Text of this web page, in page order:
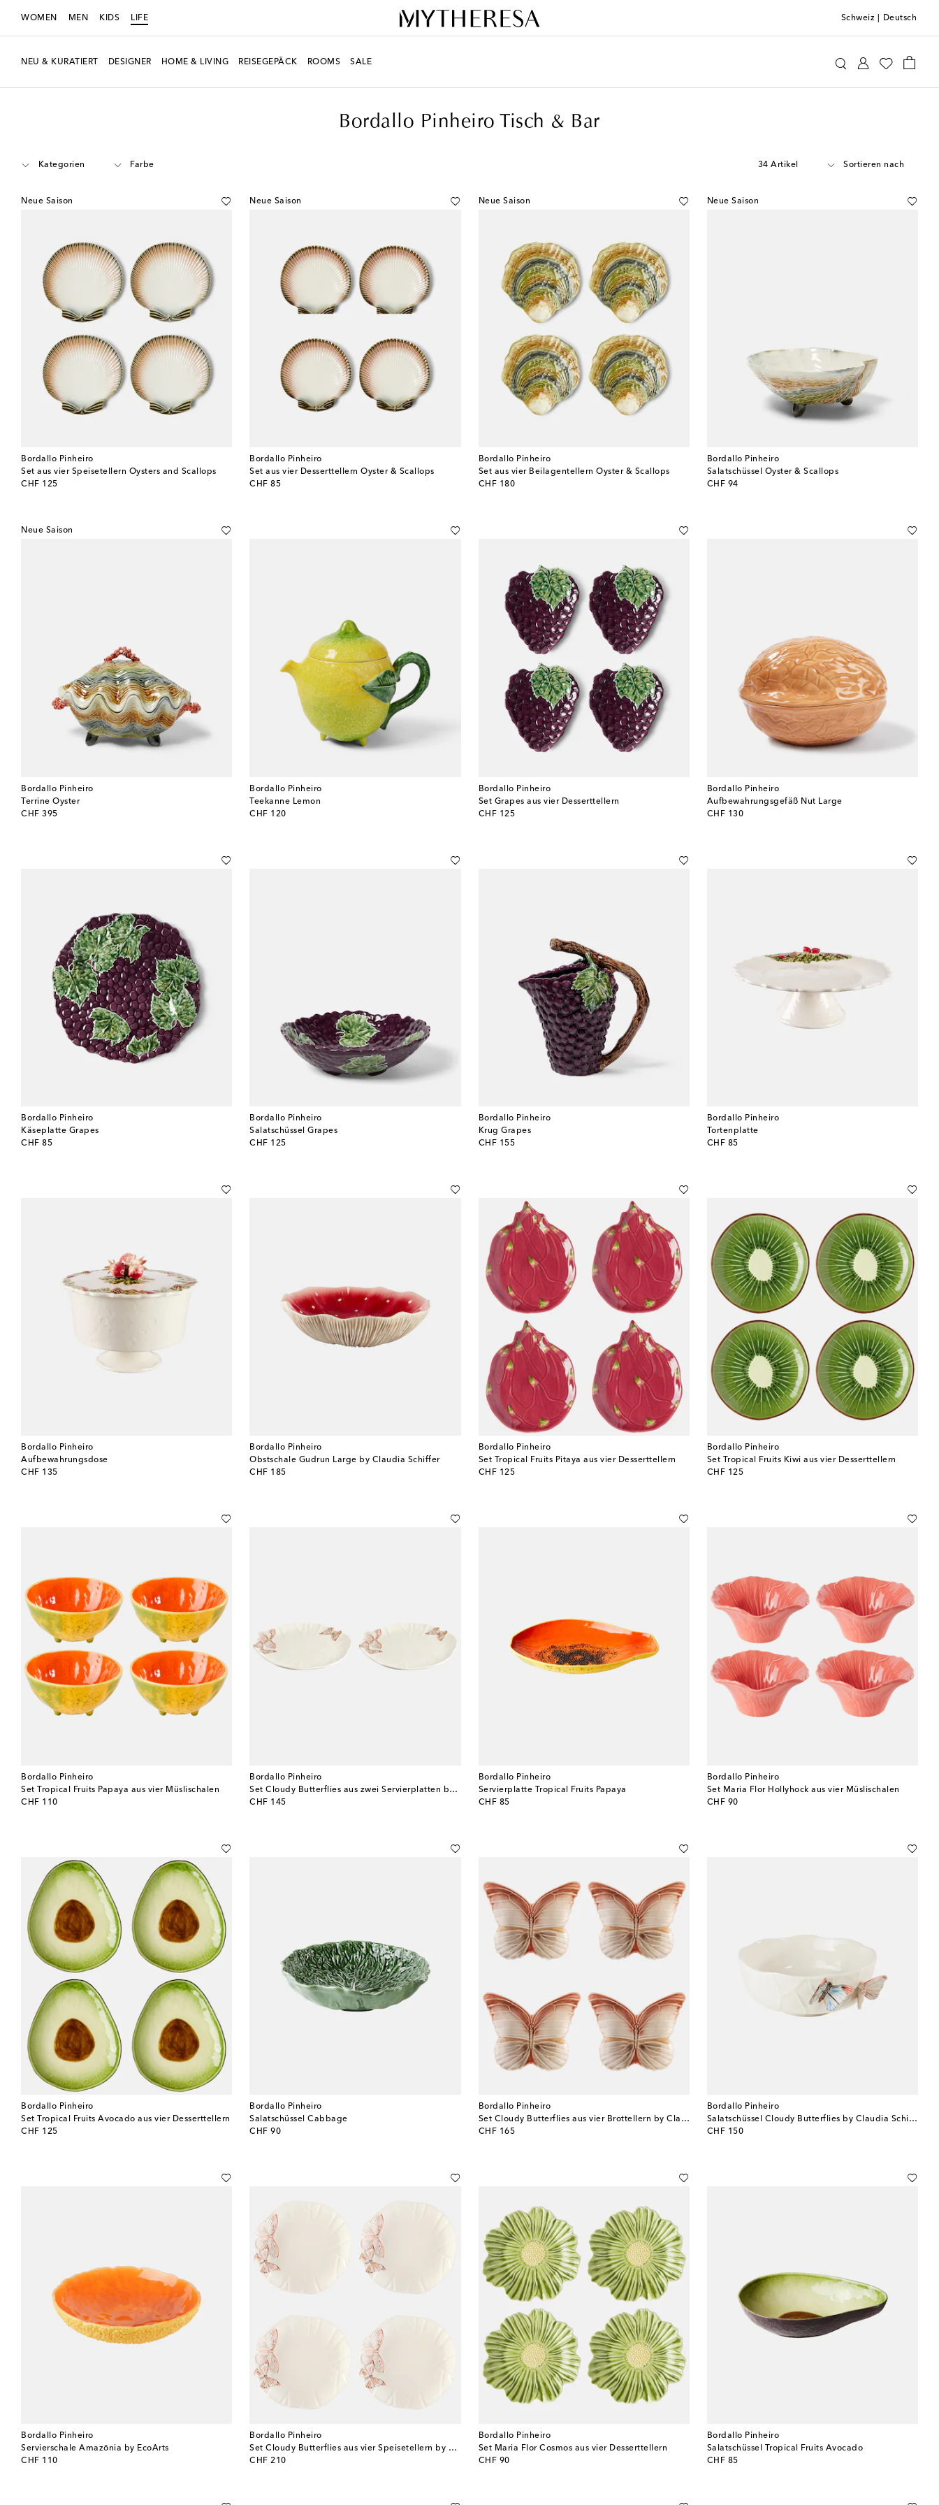
WOMEN MEN KIDS LIFE Schweiz Deutsch
NEU & KURATIERT DESIGNER HOME & LIVING REISEGEPÄCK ROOMS SALE
Bordallo Pinheiro Tisch & Bar
Kategorien Farbe 34 Artikel Sortieren nach
Neue Saison
Bordallo Pinheiro
Set aus vier Speisetellern Oysters and Scallops
CHF 125
original price
Neue Saison
Bordallo Pinheiro
Set aus vier Desserttellern Oyster & Scallops
CHF 85
original price
Neue Saison
Bordallo Pinheiro
Set aus vier Beilagentellern Oyster & Scallops
CHF 180
original price
Neue Saison
Bordallo Pinheiro
Salatschüssel Oyster & Scallops
CHF 94
original price
Neue Saison
Bordallo Pinheiro
Terrine Oyster
CHF 395
original price
Bordallo Pinheiro
Teekanne Lemon
CHF 120
original price
Bordallo Pinheiro
Set Grapes aus vier Desserttellern
CHF 125
original price
Bordallo Pinheiro
Aufbewahrungsgefäß Nut Large
CHF 130
original price
Bordallo Pinheiro
Käseplatte Grapes
CHF 85
original price
Bordallo Pinheiro
Salatschüssel Grapes
CHF 125
original price
Bordallo Pinheiro
Krug Grapes
CHF 155
original price
Bordallo Pinheiro
Tortenplatte
CHF 85
original price
Bordallo Pinheiro
Aufbewahrungsdose
CHF 135
original price
Bordallo Pinheiro
Obstschale Gudrun Large by Claudia Schiffer
CHF 185
original price
Bordallo Pinheiro
Set Tropical Fruits Pitaya aus vier Desserttellern
CHF 125
original price
Bordallo Pinheiro
Set Tropical Fruits Kiwi aus vier Desserttellern
CHF 125
original price
Bordallo Pinheiro
Set Tropical Fruits Papaya aus vier Müslischalen
CHF 110
original price
Bordallo Pinheiro
Set Cloudy Butterflies aus zwei Servierplatten by Claudia Schiffer
CHF 145
original price
Bordallo Pinheiro
Servierplatte Tropical Fruits Papaya
CHF 85
original price
Bordallo Pinheiro
Set Maria Flor Hollyhock aus vier Müslischalen
CHF 90
original price
Bordallo Pinheiro
Set Tropical Fruits Avocado aus vier Desserttellern
CHF 125
original price
Bordallo Pinheiro
Salatschüssel Cabbage
CHF 90
original price
Bordallo Pinheiro
Set Cloudy Butterflies aus vier Brottellern by Claudia Schiffer
CHF 165
original price
Bordallo Pinheiro
Salatschüssel Cloudy Butterflies by Claudia Schiffer
CHF 150
original price
Bordallo Pinheiro
Servierschale Amazōnia by EcoArts
CHF 110
original price
Bordallo Pinheiro
Set Cloudy Butterflies aus vier Speisetellern by Claudia Schiffer
CHF 210
original price
Bordallo Pinheiro
Set Maria Flor Cosmos aus vier Desserttellern
CHF 90
original price
Bordallo Pinheiro
Salatschüssel Tropical Fruits Avocado
CHF 85
original price